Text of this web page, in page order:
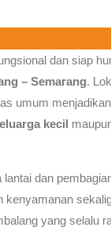
dan siap
– Semarang.
umum
kecil
lantai dan
kenyamanan
yang selalu